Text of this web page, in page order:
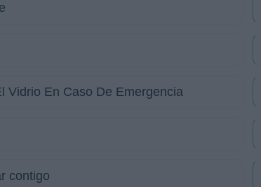
Vidrio En Caso De Emergencia
contigo